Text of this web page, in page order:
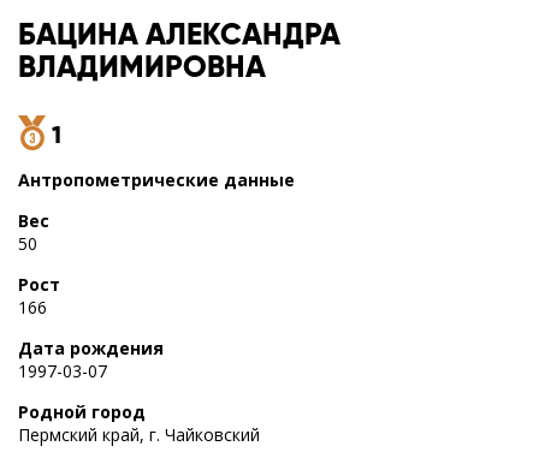
БАЦИНА АЛЕКСАНДРА
ВЛАДИМИРОВНА
1
Антропометрические данные
Вес
50
Рост
166
Дата рождения
1997-03-07
Родной город
Пермский край, г. Чайковский